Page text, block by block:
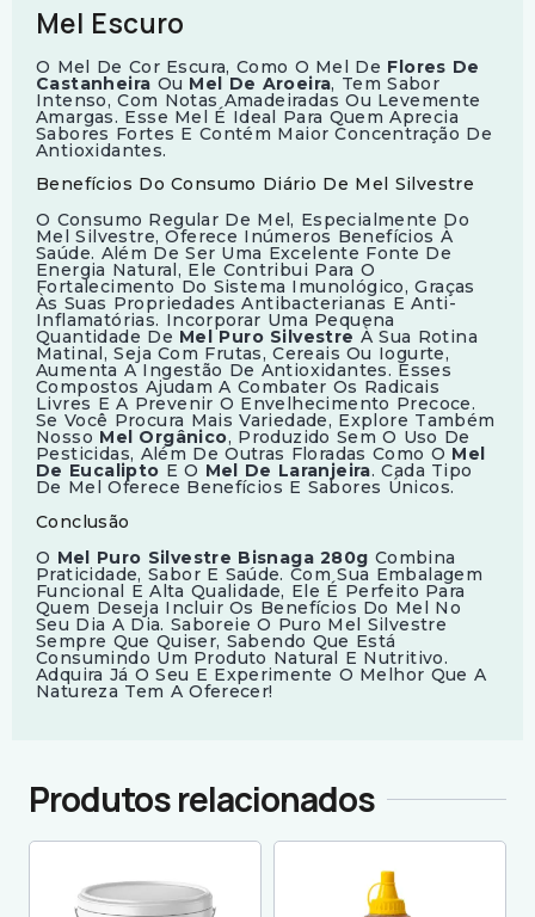
Mel Escuro
O Mel De Cor Escura, Como O Mel De Flores De
Castanheira Ou Mel De Aroeira, Tem Sabor
Intenso, Com Notas Amadeiradas Ou Levemente
Amargas. Esse Mel É Ideal Para Quem Aprecia
Sabores Fortes E Contém Maior Concentração De
Antioxidantes.
Benefícios Do Consumo Diário De Mel Silvestre
O Consumo Regular De Mel, Especialmente Do
Mel Silvestre, Oferece Inúmeros Benefícios À
Saúde. Além De Ser Uma Excelente Fonte De
Energia Natural, Ele Contribui Para O
Fortalecimento Do Sistema Imunológico, Graças
Às Suas Propriedades Antibacterianas E Anti-
Inflamatórias. Incorporar Uma Pequena
Quantidade De Mel Puro Silvestre À Sua Rotina
Matinal, Seja Com Frutas, Cereais Ou Iogurte,
Aumenta A Ingestão De Antioxidantes. Esses
Compostos Ajudam A Combater Os Radicais
Livres E A Prevenir O Envelhecimento Precoce.
Se Você Procura Mais Variedade, Explore Também
Nosso Mel Orgânico, Produzido Sem O Uso De
Pesticidas, Além De Outras Floradas Como O Mel
De Eucalipto E O Mel De Laranjeira. Cada Tipo
De Mel Oferece Benefícios E Sabores Únicos.
Conclusão
O Mel Puro Silvestre Bisnaga 280g Combina
Praticidade, Sabor E Saúde. Com Sua Embalagem
Funcional E Alta Qualidade, Ele É Perfeito Para
Quem Deseja Incluir Os Benefícios Do Mel No
Seu Dia A Dia. Saboreie O Puro Mel Silvestre
Sempre Que Quiser, Sabendo Que Está
Consumindo Um Produto Natural E Nutritivo.
Adquira Já O Seu E Experimente O Melhor Que A
Natureza Tem A Oferecer!
Produtos relacionados